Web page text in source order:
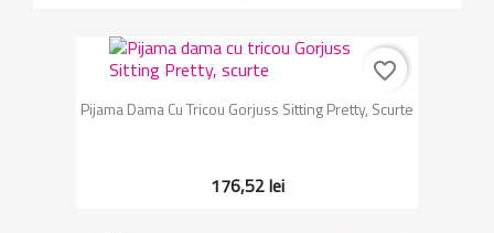
Pijama Dama Cu Tricou Gorjuss Sitting Pretty, Scurte
176,52 lei
favorite_border